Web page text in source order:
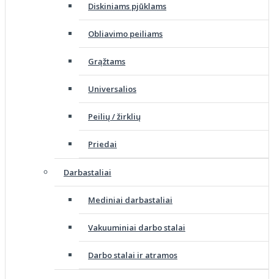
Diskiniams pjūklams
Obliavimo peiliams
Grąžtams
Universalios
Peilių / žirklių
Priedai
Darbastaliai
Mediniai darbastaliai
Vakuuminiai darbo stalai
Darbo stalai ir atramos